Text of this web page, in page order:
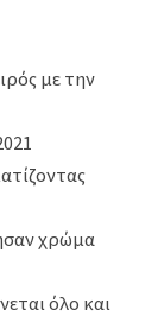
με την
χρώμα
όλο και